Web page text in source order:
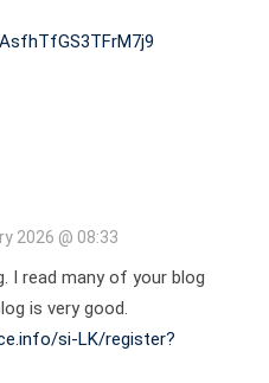
2026 @ 08:33
I read many of your blog
is very good.
si-LK/register?